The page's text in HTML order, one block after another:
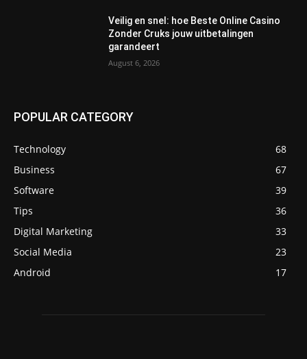
Veilig en snel: hoe Beste Online Casino
Zonder Cruks jouw uitbetalingen
garandeert
August 6, 2026
POPULAR CATEGORY
Technology
68
Business
67
Software
39
Tips
36
Digital Marketing
33
Social Media
23
Android
17